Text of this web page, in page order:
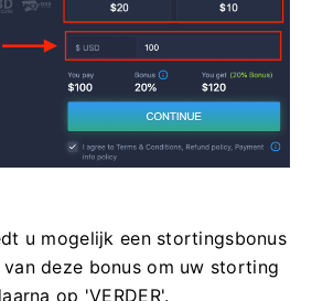
u mogelijk een stortingsbonus
deze bonus om uw storting
op 'VERDER'.